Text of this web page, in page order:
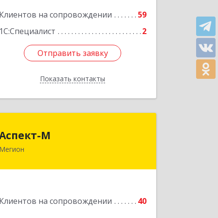
Клиентов на сопровождении
59
1С:Специалист
2
Отправить заявку
Показать контакты
Отправить заявку
Назад
М
Мегион
Клиентов на сопровождении 40
Подробнее